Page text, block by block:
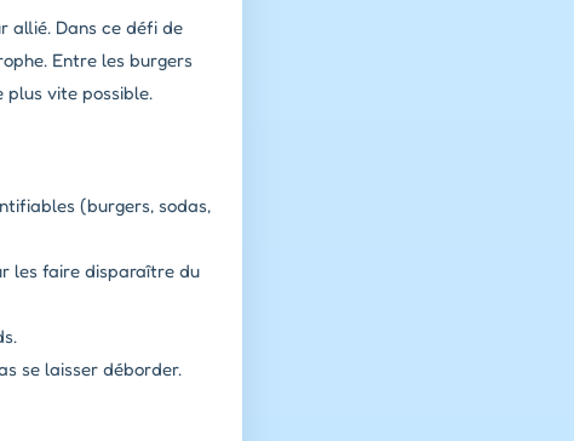
allié. Dans ce défi de
Entre les burgers
vite possible.
(burgers, sodas,
les faire disparaître du
se laisser déborder.